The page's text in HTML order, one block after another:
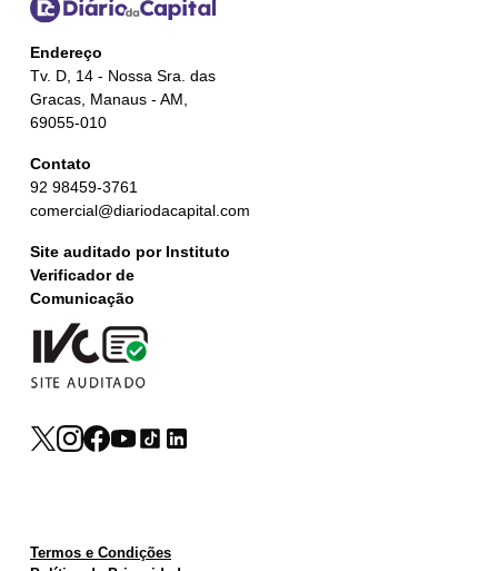
Endereço
Tv. D, 14 - Nossa Sra. das
Gracas, Manaus - AM,
69055-010
Contato
92 98459-3761
comercial@diariodacapital.com
Site auditado por Instituto
Verificador de
Comunicação
Termos e Condições